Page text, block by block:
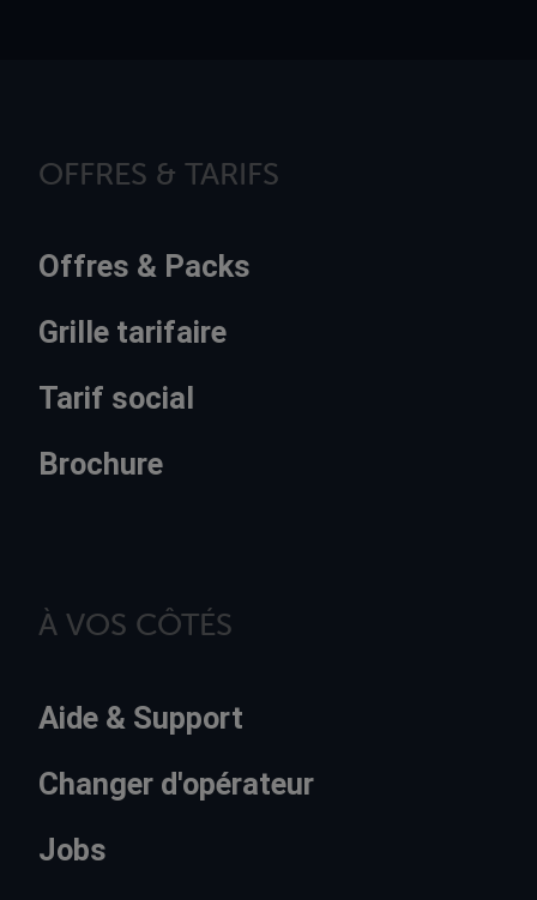
OFFRES & TARIFS
Offres & Packs
Grille tarifaire
Tarif social
Brochure
À VOS CÔTÉS
Aide & Support
Changer d'opérateur
Jobs